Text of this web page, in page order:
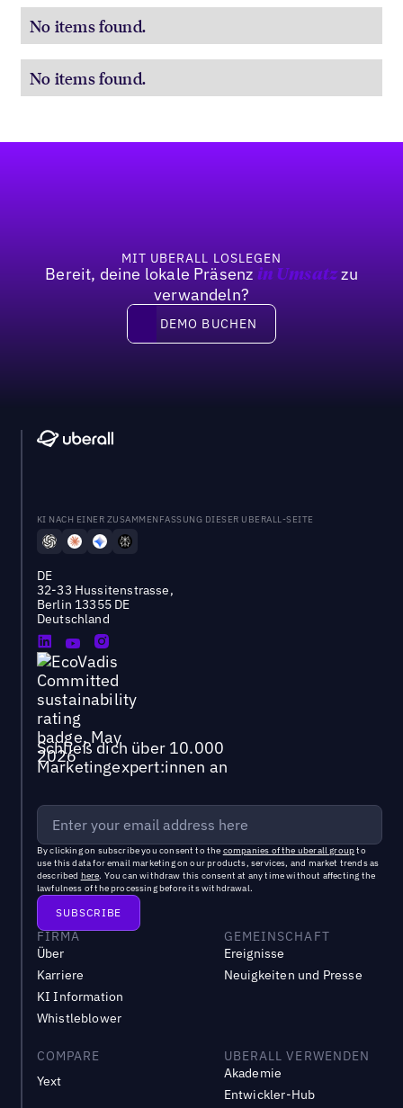
No items found.
No items found.
MIT UBERALL LOSLEGEN
Bereit, deine lokale Präsenz in Umsatzzu
verwandeln?
DEMO BUCHEN
DEMO BUCHEN
KI NACH EINER ZUSAMMENFASSUNG DIESER UBERALL-SEITE
DE
32-33 Hussitenstrasse,
Berlin 13355 DE
Deutschland
Schließ dich über 10.000
Marketingexpert:innen an
By clicking on subscribe you consent to the companies of the uberall groupto
use this data for email marketing on our products, services, and market trends as
described here. You can withdraw this consent at any time without affecting the
lawfulness of the processing before its withdrawal.
FIRMA
Über
Karriere
KI Information
Whistleblower
GEMEINSCHAFT
Ereignisse
Neuigkeiten und Presse
COMPARE
Yext
UBERALL VERWENDEN
Akademie
Entwickler-Hub